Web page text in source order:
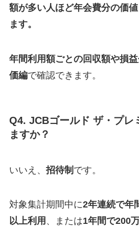
額が多い人ほど年会費分の価
ます。
年間利用額ごとの回収額や損
価編で確認できます。
Q4. JCBゴールド ザ・プレ
ますか？
いいえ、 招待制 です。
対象集計期間中に2年連続で年
以上利用 、または1年間で200